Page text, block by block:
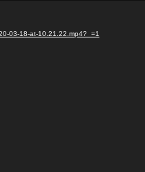
03-18-at-10.21.22.mp4?_=1